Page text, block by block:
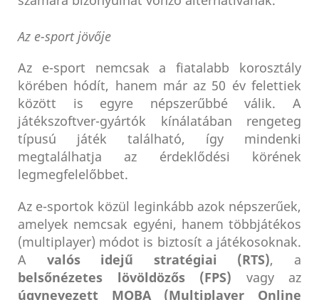
Az e-sport jövője
Az e-sport nemcsak a fiatalabb korosztály
körében hódít, hanem már az 50 év felettiek
között is egyre népszerűbbé válik. A
játékszoftver-gyártók kínálatában rengeteg
típusú játék található, így mindenki
megtalálhatja az érdeklődési körének
legmegfelelőbbet.
Az e-sportok közül leginkább azok népszerűek,
amelyek nemcsak egyéni, hanem többjátékos
(multiplayer) módot is biztosít a játékosoknak.
A valós idejű stratégiai (RTS), a
belsőnézetes lövöldözős (FPS) vagy az
úgynevezett MOBA (Multiplayer Online